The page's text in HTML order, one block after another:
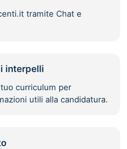
tramite Chat e
interpelli
curriculum per
utili alla candidatura.